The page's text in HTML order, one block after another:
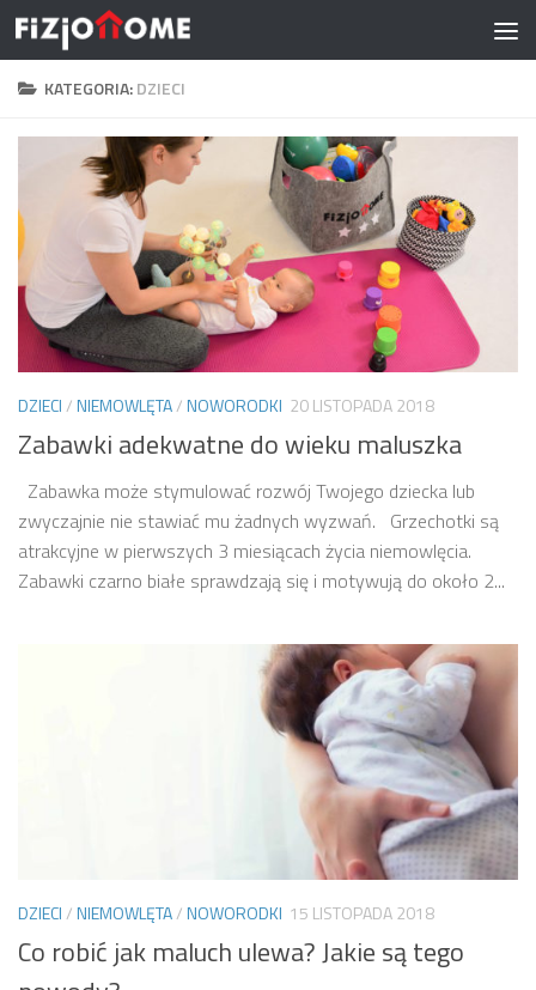
Skip to content
KATEGORIA:DZIECI
DZIECI/NIEMOWLĘTA/NOWORODKI 20 LISTOPADA 2018
Zabawki adekwatne do wieku maluszka
Zabawka może stymulować rozwój Twojego dziecka lub
zwyczajnie nie stawiać mu żadnych wyzwań. Grzechotki są
atrakcyjne w pierwszych 3 miesiącach życia niemowlęcia.
Zabawki czarno białe sprawdzają się i motywują do około 2...
DZIECI/NIEMOWLĘTA/NOWORODKI 15 LISTOPADA 2018
Co robić jak maluch ulewa? Jakie są tego